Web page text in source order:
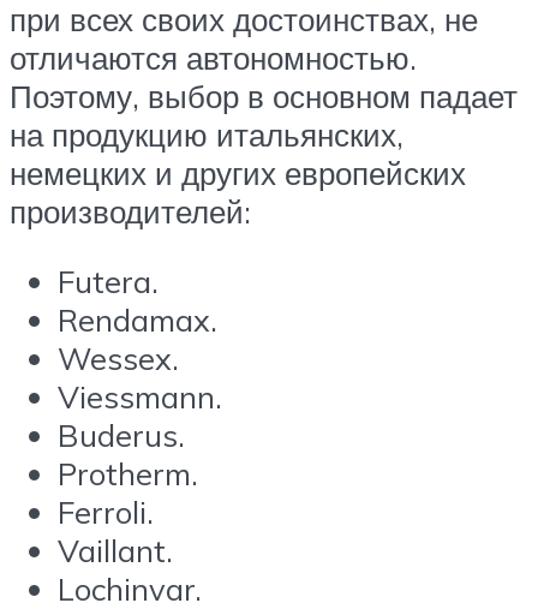
при всех своих достоинствах, не
отличаются автономностью.
Поэтому, выбор в основном падает
на продукцию итальянских,
немецких и других европейских
производителей:
Futera.
Rendamax.
Wessex.
Viessmann.
Buderus.
Protherm.
Ferroli.
Vaillant.
Lochinvar.